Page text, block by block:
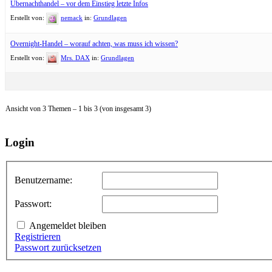
Übernachthandel – vor dem Einstieg letzte Infos
Erstellt von: nemack in: Grundlagen
Overnight-Handel – worauf achten, was muss ich wissen?
Erstellt von: Mrs. DAX in: Grundlagen
Ansicht von 3 Themen – 1 bis 3 (von insgesamt 3)
Login
Benutzername:
Passwort:
Angemeldet bleiben
Registrieren
Passwort zurücksetzen